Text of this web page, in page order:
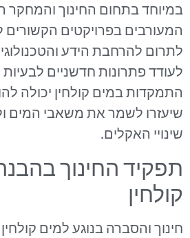
במיוחד בתחום החינוך והמחקר
המעורבים בפרויקטים הקשורים
לתרום להרחבת הידע
לעודד פתרונות חדשניים לבעיות
התמקדות במים קולחין יכולה
שיעזרו לשמר את משאבי המים
שינויי האקלים.
תפקיד החינוך
קולחין
חינוך והסברה בנוגע למים